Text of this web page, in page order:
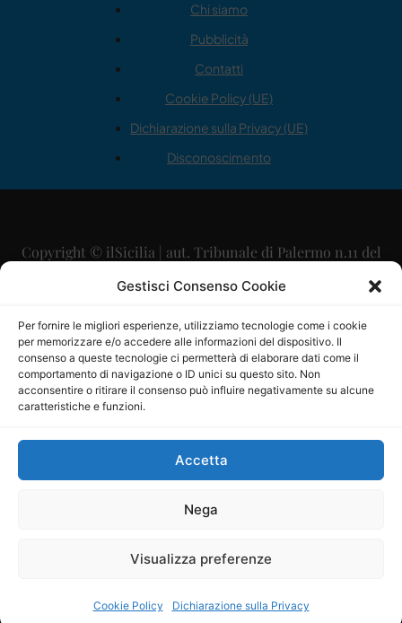
Gestisci Consenso Cookie
Per fornire le migliori esperienze, utilizziamo tecnologie come i cookie
per memorizzare e/o accedere alle informazioni del dispositivo. Il
consenso a queste tecnologie ci permetterà di elaborare dati come il
comportamento di navigazione o ID unici su questo sito. Non
acconsentire o ritirare il consenso può influire negativamente su alcune
caratteristiche e funzioni.
Accetta
Nega
Visualizza preferenze
Cookie Policy Dichiarazione sulla Privacy
Chi siamo
Pubblicità
Contatti
Cookie Policy (UE)
Dichiarazione sulla Privacy (UE)
Disconoscimento
Copyright © ilSicilia | aut. Tribunale di Palermo n.11 del
29/09/2015
Direttore Editoriale: Maurizio Scaglione
Direttore Responsabile: Maria Calabrese
P.IVA: 06334930820
Mercurio Comunicazione Società Cooperativa a r.l. è
iscritta al Registro degli Operatori di Comunicazione al
Sito gestito daLa Digitale srl–info@ladigitale.it